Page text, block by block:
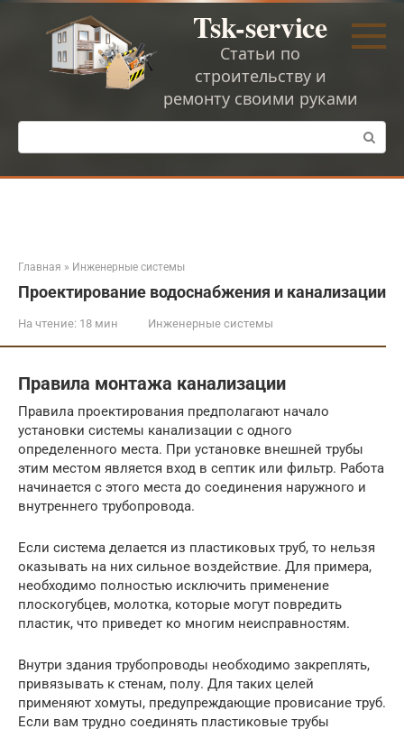
Перейти
Tsk-service
Статьи по
строительству и
ремонту своими руками
Поиск:
Главная » Инженерные системы
Проектирование водоснабжения и канализации
На чтение: 18 мин Инженерные системы
Правила монтажа канализации
Правила проектирования предполагают начало
установки системы канализации с одного
определенного места. При установке внешней трубы
этим местом является вход в септик или фильтр. Работа
начинается с этого места до соединения наружного и
внутреннего трубопровода.
Если система делается из пластиковых труб, то нельзя
оказывать на них сильное воздействие. Для примера,
необходимо полностью исключить применение
плоскогубцев, молотка, которые могут повредить
пластик, что приведет ко многим неисправностям.
Внутри здания трубопроводы необходимо закреплять,
привязывать к стенам, полу. Для таких целей
применяют хомуты, предупреждающие провисание труб.
Если вам трудно соединять пластиковые трубы